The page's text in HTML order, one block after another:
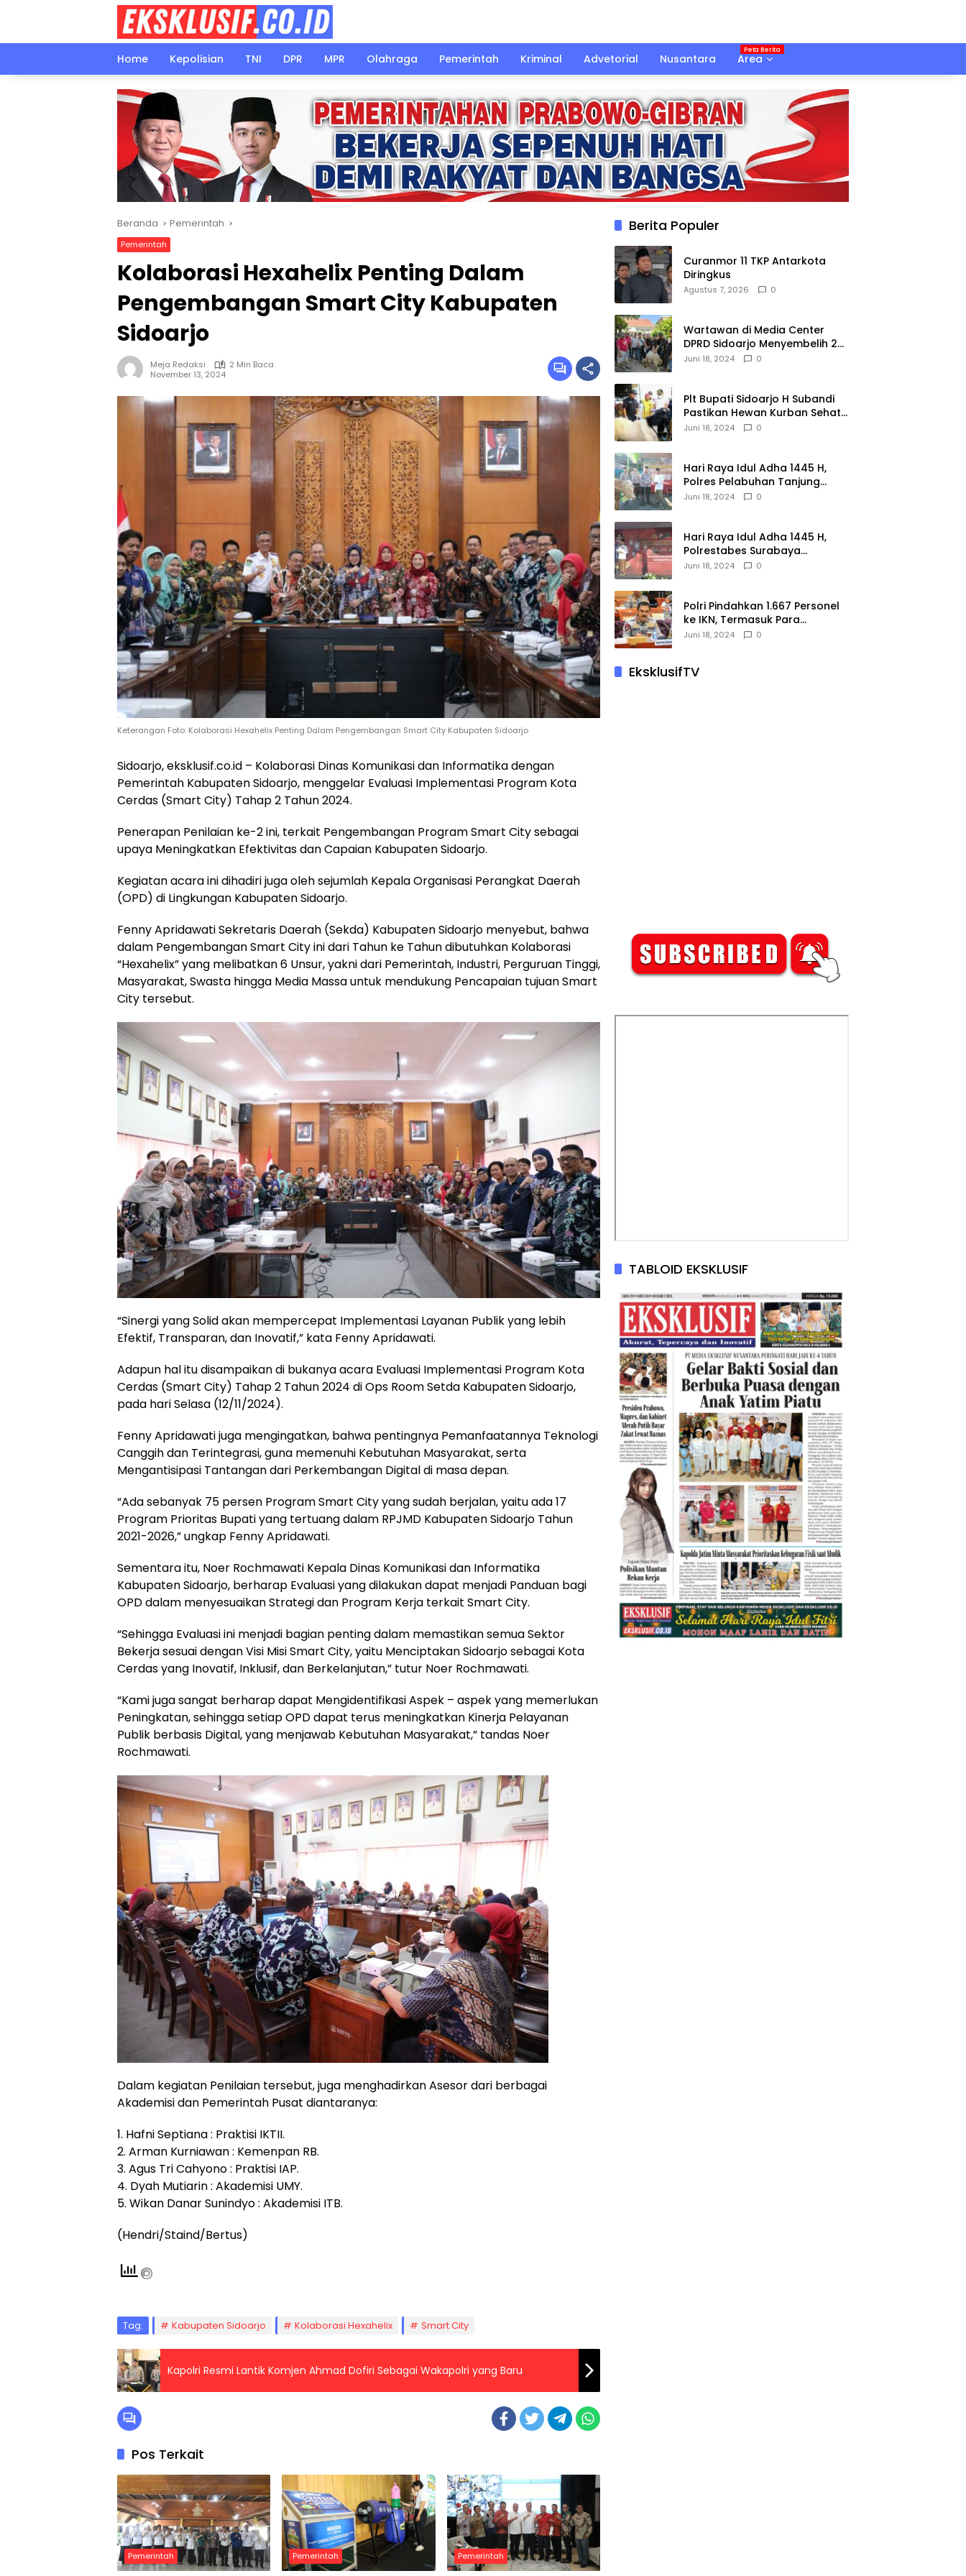
Home
Kepolisian TNI DPR MPR Olahraga Pemerintah Kriminal Advetorial Nusantara Area
Beranda Pemerintah
Pemerintah
Kolaborasi Hexahelix Penting Dalam
Pengembangan Smart City Kabupaten
Sidoarjo
Meja Redaksi
2 Min Baca
November 13, 2024
Keterangan Foto: Kolaborasi Hexahelix Penting Dalam Pengembangan Smart City Kabupaten Sidoarjo
Sidoarjo, eksklusif.co.id – Kolaborasi Dinas Komunikasi dan Informatika dengan
Pemerintah Kabupaten Sidoarjo, menggelar Evaluasi Implementasi Program Kota
Cerdas (Smart City) Tahap 2 Tahun 2024.
Penerapan Penilaian ke-2 ini, terkait Pengembangan Program Smart City sebagai
upaya Meningkatkan Efektivitas dan Capaian Kabupaten Sidoarjo.
Kegiatan acara ini dihadiri juga oleh sejumlah Kepala Organisasi Perangkat Daerah
(OPD) di Lingkungan Kabupaten Sidoarjo.
Fenny Apridawati Sekretaris Daerah (Sekda) Kabupaten Sidoarjo menyebut, bahwa
dalam Pengembangan Smart City ini dari Tahun ke Tahun dibutuhkan Kolaborasi
“Hexahelix” yang melibatkan 6 Unsur, yakni dari Pemerintah, Industri, Perguruan Tinggi,
Masyarakat, Swasta hingga Media Massa untuk mendukung Pencapaian tujuan Smart
City tersebut.
“Sinergi yang Solid akan mempercepat Implementasi Layanan Publik yang lebih
Efektif, Transparan, dan Inovatif,” kata Fenny Apridawati.
Adapun hal itu disampaikan di bukanya acara Evaluasi Implementasi Program Kota
Cerdas (Smart City) Tahap 2 Tahun 2024 di Ops Room Setda Kabupaten Sidoarjo,
pada hari Selasa (12/11/2024).
Fenny Apridawati juga mengingatkan, bahwa pentingnya Pemanfaatannya Teknologi
Canggih dan Terintegrasi, guna memenuhi Kebutuhan Masyarakat, serta
Mengantisipasi Tantangan dari Perkembangan Digital di masa depan.
“Ada sebanyak 75 persen Program Smart City yang sudah berjalan, yaitu ada 17
Program Prioritas Bupati yang tertuang dalam RPJMD Kabupaten Sidoarjo Tahun
2021-2026,” ungkap Fenny Apridawati.
Sementara itu, Noer Rochmawati Kepala Dinas Komunikasi dan Informatika
Kabupaten Sidoarjo, berharap Evaluasi yang dilakukan dapat menjadi Panduan bagi
OPD dalam menyesuaikan Strategi dan Program Kerja terkait Smart City.
“Sehingga Evaluasi ini menjadi bagian penting dalam memastikan semua Sektor
Bekerja sesuai dengan Visi Misi Smart City, yaitu Menciptakan Sidoarjo sebagai Kota
Cerdas yang Inovatif, Inklusif, dan Berkelanjutan,” tutur Noer Rochmawati.
“Kami juga sangat berharap dapat Mengidentifikasi Aspek – aspek yang memerlukan
Peningkatan, sehingga setiap OPD dapat terus meningkatkan Kinerja Pelayanan
Publik berbasis Digital, yang menjawab Kebutuhan Masyarakat,” tandas Noer
Rochmawati.
Dalam kegiatan Penilaian tersebut, juga menghadirkan Asesor dari berbagai
Akademisi dan Pemerintah Pusat diantaranya:
1.⁠ ⁠Hafni Septiana : Praktisi IKTII.
2.⁠ ⁠⁠Arman Kurniawan : Kemenpan RB.
3.⁠ ⁠⁠Agus Tri Cahyono : Praktisi IAP.
4.⁠ ⁠⁠Dyah Mutiarin : Akademisi UMY.
5.⁠ ⁠⁠Wikan Danar Sunindyo : Akademisi ITB.
(Hendri/Staind/Bertus)
Tag: Kabupaten Sidoarjo Kolaborasi Hexahelix Smart City
Kapolri Resmi Lantik Komjen Ahmad Dofiri Sebagai Wakapolri yang Baru
Pos Terkait
Pemerintah Pemerintah Pemerintah
Berita Populer
Curanmor 11 TKP Antarkota
Diringkus
Agustus 7, 2026 0
Wartawan di Media Center
DPRD Sidoarjo Menyembelih 2
Ekor Kambing
Juni 18, 2024 0
Plt Bupati Sidoarjo H Subandi
Pastikan Hewan Kurban Sehat
dan Aman
Juni 18, 2024 0
Hari Raya Idul Adha 1445 H,
Polres Pelabuhan Tanjung
Perak Salurkan 49 Hewan
Juni 18, 2024 0
Hari Raya Idul Adha 1445 H,
Polrestabes Surabaya
Menerima dan Menyalurkan
Juni 18, 2024 0
Polri Pindahkan 1.667 Personel
ke IKN, Termasuk Para
Jenderal.
Juni 18, 2024 0
EksklusifTV
TABLOID EKSKLUSIF